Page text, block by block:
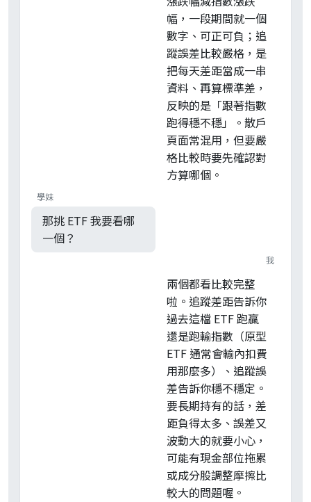
幅，一段期間就一個
數字、可正可負；追
蹤誤差比較嚴格，是
把每天差距當成一串
資料、再算標準差，
反映的是「跟著指數
跑得穩不穩」。散戶
頁面常混用，但要嚴
格比較時要先確認對
方算哪個。
學妹
那挑 ETF 我要看哪
一個？
我
兩個都看比較完整
啦。追蹤差距告訴你
過去這檔 ETF 跑贏
還是跑輸指數（原型
ETF 通常會輸內扣費
用那麼多）、追蹤誤
差告訴你穩不穩定。
要長期持有的話，差
距負得太多、誤差又
波動大的就要小心，
可能有現金部位拖累
或成分股調整摩擦比
較大的問題喔。